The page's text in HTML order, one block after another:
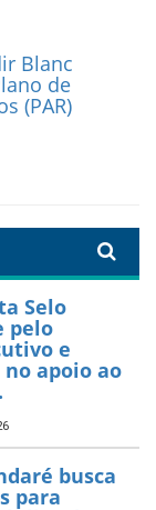
Blanc
de
(PAR)